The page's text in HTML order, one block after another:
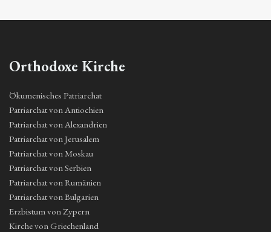
Orthodoxe Kirche
Ökumenisches Patriarchat
Patriarchat von Antiochien
Patriarchat von Alexandrien
Patriarchat von Jerusalem
Patriarchat von Moskau
Patriarchat von Serbien
Patriarchat von Rumänien
Patriarchat von Bulgarien
Erzbistum von Zypern
Kirche von Griechenland